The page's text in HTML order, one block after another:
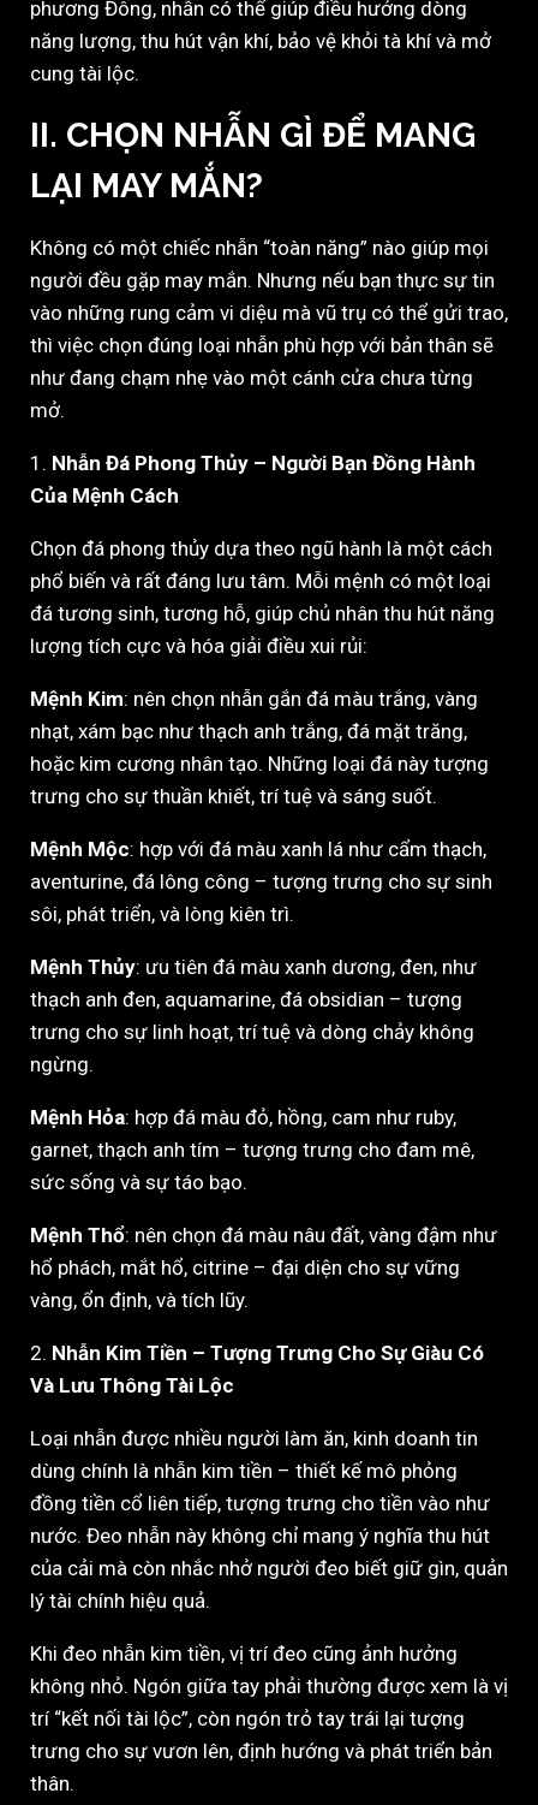
phương Đông, nhẫn có thể giúp điều hướng dòng
năng lượng, thu hút vận khí, bảo vệ khỏi tà khí và mở
cung tài lộc.
II. CHỌN NHẪN GÌ ĐỂ MANG
LẠI MAY MẮN?
Không có một chiếc nhẫn “toàn năng” nào giúp mọi
người đều gặp may mắn. Nhưng nếu bạn thực sự tin
vào những rung cảm vi diệu mà vũ trụ có thể gửi trao,
thì việc chọn đúng loại nhẫn phù hợp với bản thân sẽ
như đang chạm nhẹ vào một cánh cửa chưa từng
mở.
1. Nhẫn Đá Phong Thủy – Người Bạn Đồng Hành
Của Mệnh Cách
Chọn đá phong thủy dựa theo ngũ hành là một cách
phổ biến và rất đáng lưu tâm. Mỗi mệnh có một loại
đá tương sinh, tương hỗ, giúp chủ nhân thu hút năng
lượng tích cực và hóa giải điều xui rủi:
Mệnh Kim: nên chọn nhẫn gắn đá màu trắng, vàng
nhạt, xám bạc như thạch anh trắng, đá mặt trăng,
hoặc kim cương nhân tạo. Những loại đá này tượng
trưng cho sự thuần khiết, trí tuệ và sáng suốt.
Mệnh Mộc: hợp với đá màu xanh lá như cẩm thạch,
aventurine, đá lông công – tượng trưng cho sự sinh
sôi, phát triển, và lòng kiên trì.
Mệnh Thủy: ưu tiên đá màu xanh dương, đen, như
thạch anh đen, aquamarine, đá obsidian – tượng
trưng cho sự linh hoạt, trí tuệ và dòng chảy không
ngừng.
Mệnh Hỏa: hợp đá màu đỏ, hồng, cam như ruby,
garnet, thạch anh tím – tượng trưng cho đam mê,
sức sống và sự táo bạo.
Mệnh Thổ: nên chọn đá màu nâu đất, vàng đậm như
hổ phách, mắt hổ, citrine – đại diện cho sự vững
vàng, ổn định, và tích lũy.
2. Nhẫn Kim Tiền – Tượng Trưng Cho Sự Giàu Có
Và Lưu Thông Tài Lộc
Loại nhẫn được nhiều người làm ăn, kinh doanh tin
dùng chính là nhẫn kim tiền – thiết kế mô phỏng
đồng tiền cổ liên tiếp, tượng trưng cho tiền vào như
nước. Đeo nhẫn này không chỉ mang ý nghĩa thu hút
của cải mà còn nhắc nhở người đeo biết giữ gìn, quản
lý tài chính hiệu quả.
Khi đeo nhẫn kim tiền, vị trí đeo cũng ảnh hưởng
không nhỏ. Ngón giữa tay phải thường được xem là vị
trí “kết nối tài lộc”, còn ngón trỏ tay trái lại tượng
trưng cho sự vươn lên, định hướng và phát triển bản
thân.